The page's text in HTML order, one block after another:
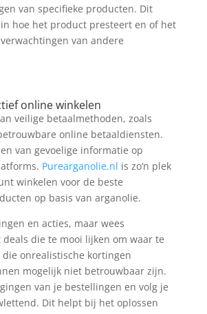
van specifieke producten. Dit
hoe het product presteert en of het
van andere
online winkelen
veilige betaalmethoden, zoals
online betaaldiensten.
van gevoelige informatie op
Purearganolie.nl is zo’n plek
winkelen voor de beste
op basis van arganolie.
en acties, maar wees
die te mooi lijken om waar te
onrealistische kortingen
mogelijk niet betrouwbaar zijn.
van je bestellingen en volg je
Dit helpt bij het oplossen